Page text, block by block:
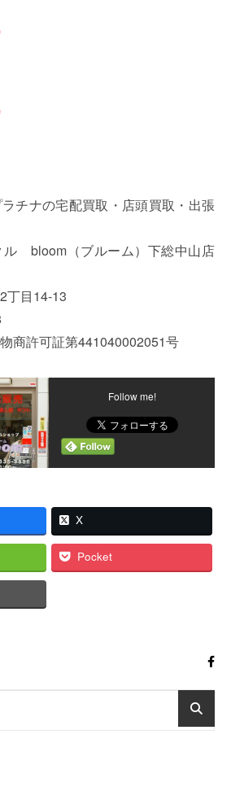
チナの宅配買取・店頭買取・出張
bloom（ブルーム）下総中山店
丁目14-13
商許可証第441040002051号
Follow me!
X
Pocket